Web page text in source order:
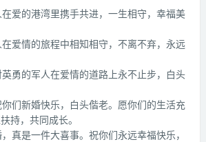
爱的港湾里携手共进，一生相守，幸福美
爱情的旅程中相知相守，不离不弃，永远
勇的军人在爱情的道路上永不止步，白头
们新婚快乐，白头偕老。愿你们的生活充
持，共同成长。
真是一件大喜事。祝你们永远幸福快乐，